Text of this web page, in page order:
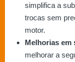
simplifica a
trocas sem
motor.
Melhorias em
melhorar a